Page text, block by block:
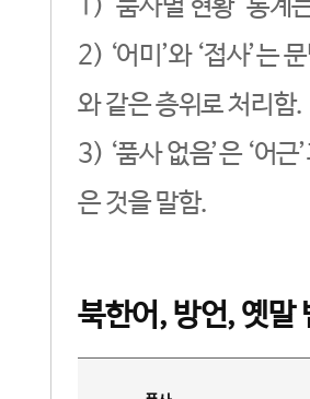
1) '품사별 현황' 통계
2) ‘어미’와 ‘접사’는
와 같은 층위로 처리함.
3) ‘품사 없음’은 ‘어
은 것을 말함.
북한어, 방언, 옛말